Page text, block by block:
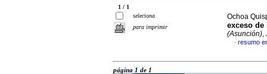
1 / 1
seleciona
para imprimir
Ochoa
exceso
(Asunción),
· resumo
página 1 de 1